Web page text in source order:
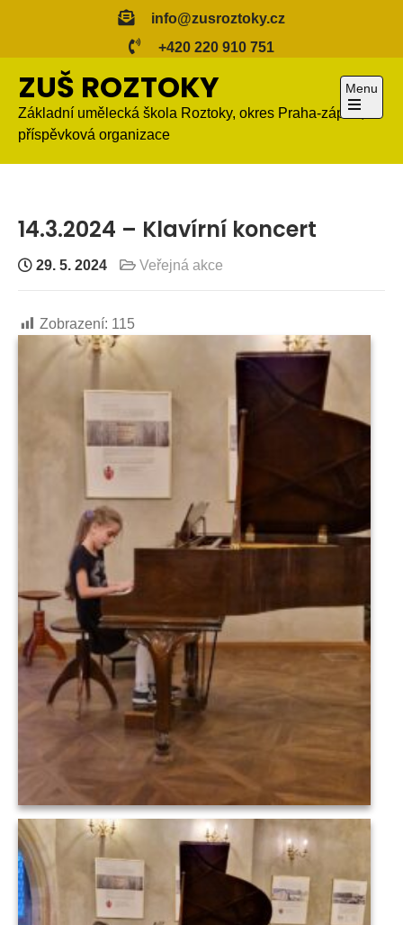
info@zusroztoky.cz
+420 220 910 751
ZUŠ ROZTOKY
Základní umělecká škola Roztoky, okres Praha-západ,
příspěvková organizace
Menu
Open
menu
14.3.2024 – Klavírní koncert
29. 5. 2024 Veřejná akce
Zobrazení: 115